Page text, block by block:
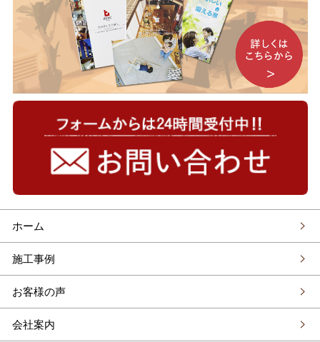
ホーム
施工事例
お客様の声
会社案内